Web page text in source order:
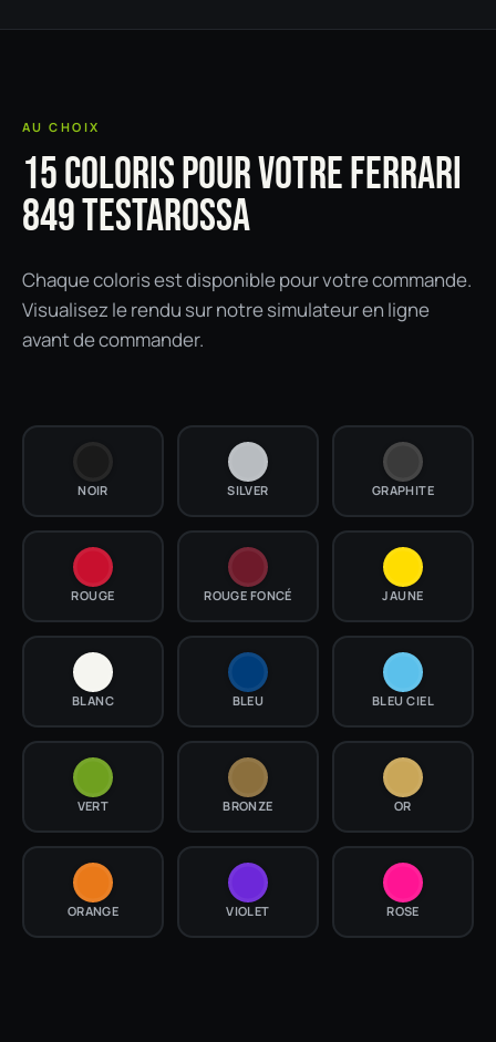
AU CHOIX
15 COLORIS POUR VOTRE FERRARI
849 TESTAROSSA
Chaque coloris est disponible pour votre commande.
Visualisez le rendu sur notre simulateur en ligne
avant de commander.
NOIR SILVER GRAPHITE
ROUGE ROUGE FONCÉ JAUNE
BLANC BLEU BLEU CIEL
VERT BRONZE OR
ORANGE VIOLET ROSE